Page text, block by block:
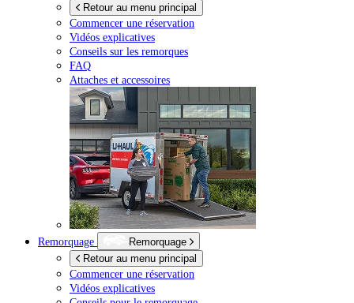
Retour au menu principal
Commencer une réservation
Vidéos explicatives
Conseils sur les remorques
FAQ
Attaches et accessoires
Remorquage
Remorquage
Retour au menu principal
Commencer une réservation
Vidéos explicatives